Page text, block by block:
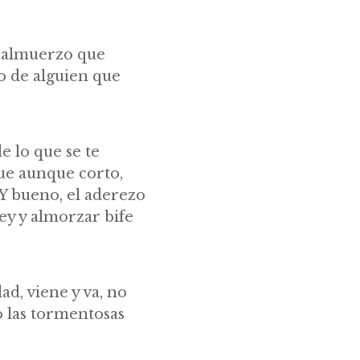
que
de alguien que
lo que se te
aunque corto,
bueno, el aderezo
y almorzar bife
viene y va, no
tormentosas